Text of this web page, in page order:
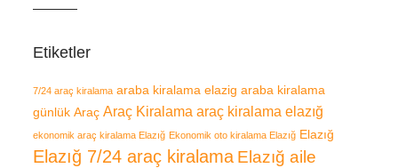
Etiketler
7/24 araç kiralama araba kiralama elazig araba kiralama
günlük Araç Araç Kiralama araç kiralama elazığ
ekonomik araç kiralama Elazığ Ekonomik oto kiralama Elazığ Elazığ
Elazığ 7/24 araç kiralama Elazığ aile